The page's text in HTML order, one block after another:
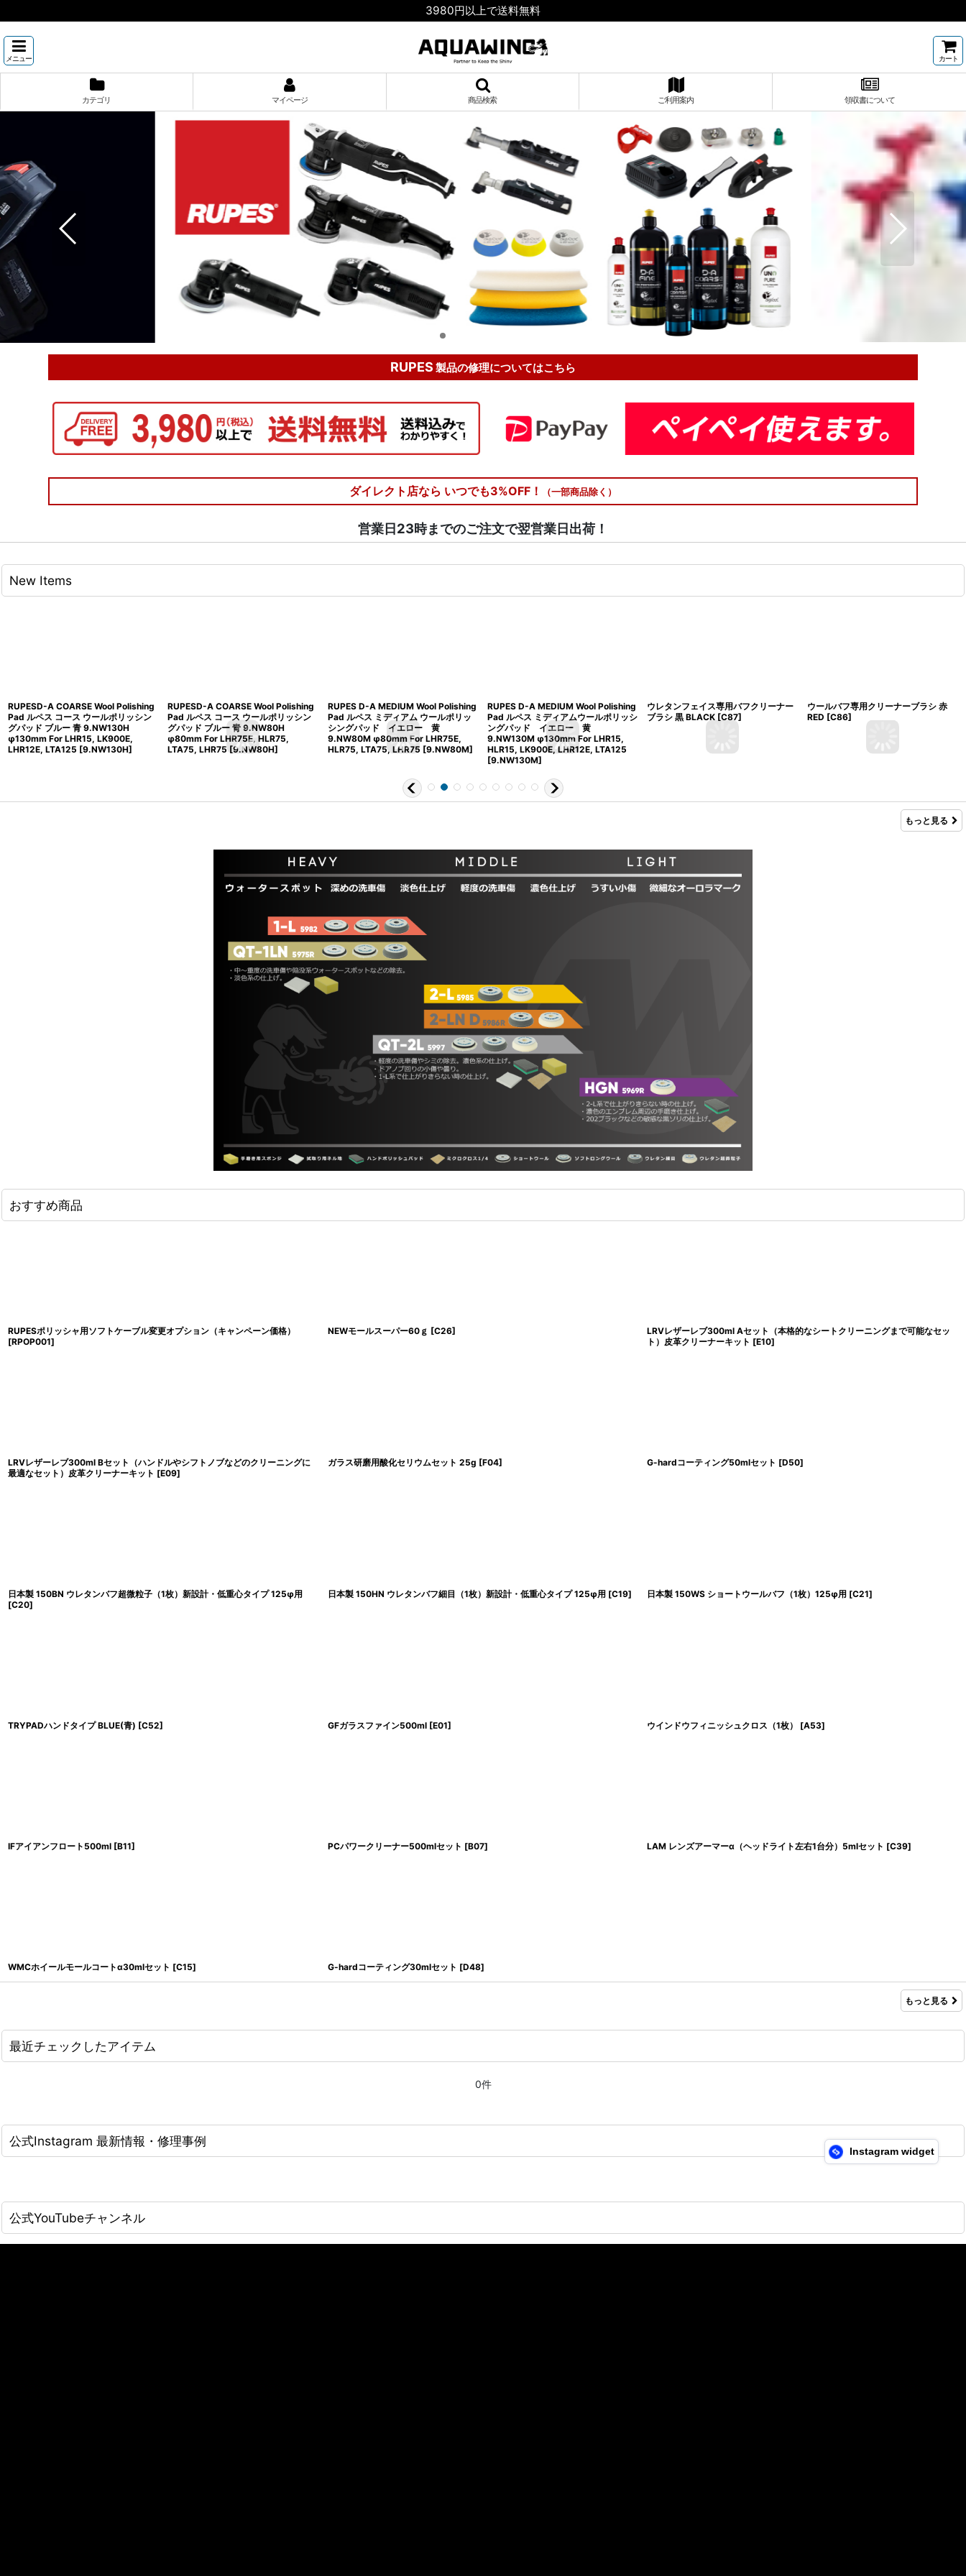
3980円以上で送料無料
メニュー カート
カテゴリ マイページ 商品検索 ご利用案内 領収書について
RUPES 製品の修理についてはこちら
ダイレクト店なら いつでも3%OFF！ （一部商品除く）
営業日23時までのご注文で翌営業日出荷！
New Items
RUPESD-A COARSE Wool Polishing
Pad ルペス コース ウールポリッシン
グパッド ブルー 青 9.NW130H
φ130mm For LHR15, LK900E,
LHR12E, LTA125 [9.NW130H]
RUPESD-A COARSE Wool Polishing
Pad ルペス コース ウールポリッシン
グパッド ブルー 青 9.NW80H
φ80mm For LHR75E, HLR75,
LTA75, LHR75 [9.NW80H]
RUPES D-A MEDIUM Wool Polishing
Pad ルペス ミディアム ウールポリッ
シングパッド イエロー 黄
9.NW80M φ80mm For LHR75E,
HLR75, LTA75, LHR75 [9.NW80M]
RUPES D-A MEDIUM Wool Polishing
Pad ルペス ミディアムウールポリッシ
ングパッド イエロー 黄
9.NW130M φ130mm For LHR15,
HLR15, LK900E, LHR12E, LTA125
[9.NW130M]
ウレタンフェイス専用バフクリーナー
ブラシ 黒 BLACK [C87]
ウールバフ専用クリーナーブラシ 赤
RED [C86]
もっと見る
おすすめ商品
RUPESポリッシャ用ソフトケーブル変更オプション（キャンペーン価格）
[RPOP001]
NEWモールスーパー60ｇ [C26]
LRVレザーレブ300ml Aセット（本格的なシートクリーニングまで可能なセッ
ト）皮革クリーナーキット [E10]
LRVレザーレブ300ml Bセット（ハンドルやシフトノブなどのクリーニングに
最適なセット）皮革クリーナーキット [E09]
ガラス研磨用酸化セリウムセット 25g [F04] G-hardコーティング50mlセット [D50]
日本製 150BN ウレタンバフ超微粒子（1枚）新設計・低重心タイプ 125φ用
[C20]
日本製 150HN ウレタンバフ細目（1枚）新設計・低重心タイプ 125φ用 [C19] 日本製 150WS ショートウールバフ（1枚）125φ用 [C21]
TRYPADハンドタイプ BLUE(青) [C52] GFガラスファイン500ml [E01] ウインドウフィニッシュクロス（1枚） [A53]
IFアイアンフロート500ml [B11] PCパワークリーナー500mlセット [B07] LAM レンズアーマーα（ヘッドライト左右1台分）5mlセット [C39]
WMCホイールモールコートα30mlセット [C15] G-hardコーティング30mlセット [D48]
もっと見る
最近チェックしたアイテム
0件
公式Instagram 最新情報・修理事例
Instagram widget
公式YouTubeチャンネル